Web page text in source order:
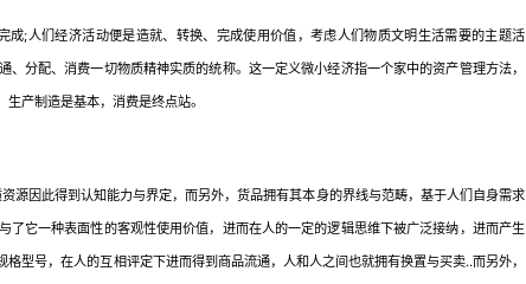
;人们经济活动便是造就、转换、完成使用价值，考虑人们物质文明生活需要的主题活
分配、消费一切物质精神实质的统称。这一定义微小经济指一个家中的资产管理方法，
产制造是基本，消费是终点站。
因此得到认知能力与界定，而另外，货品拥有其本身的界线与范畴，基于人们自身需求
了它一种表面性的客观性使用价值，进而在人的一定的逻辑思维下被广泛接纳，进而产生
型号，在人的互相评定下进而得到商品流通，人和人之间也就拥有换置与买卖..而另外，